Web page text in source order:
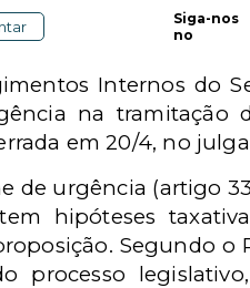
Siga-nos
no
Internos do
na tramitação
em 20/4, no
de urgência (artigo
hipóteses
Segundo o
processo